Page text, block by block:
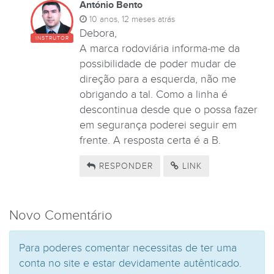
INSTRUTOR
António Bento
10 anos, 12 meses atrás
Debora,
A marca rodoviária informa-me da
possibilidade de poder mudar de
direção para a esquerda, não me
obrigando a tal. Como a linha é
descontinua desde que o possa fazer
em segurança poderei seguir em
frente. A resposta certa é a B.
RESPONDER LINK
Novo Comentário
Para poderes comentar necessitas de ter uma
conta no site e estar devidamente autênticado.